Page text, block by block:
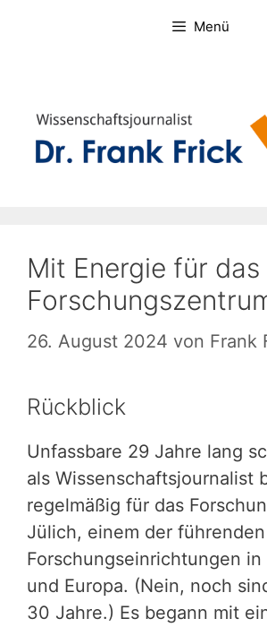
Menü
Mit Energie für das
26. August 2024 von Frank
Rückblick
Unfassbare 29 Jahre lang
als Wissenschaftsjournalist
regelmäßig für das
Jülich, einem der führenden
Forschungseinrichtungen in
und Europa. (Nein, noch
30 Jahre.) Es begann mit